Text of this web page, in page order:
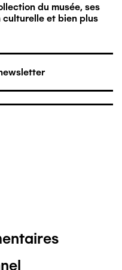
du musée, ses
et bien plus